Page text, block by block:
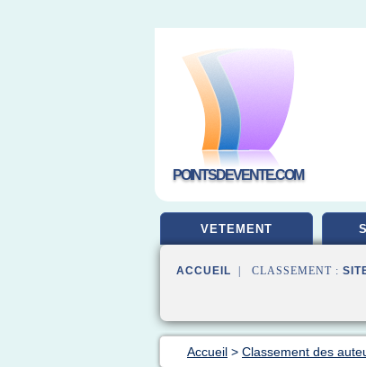
POINTSDEVENTE.COM
VETEMENT
ACCUEIL | CLASSEMENT :
Accueil > Classement des